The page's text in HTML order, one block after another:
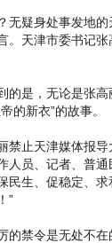
无疑身处事发地
。天津市委书记
的是，无论是张
的新衣”的故事。
禁止天津媒体报
人员、记者、普
民生、促稳定、
”
的禁令是无处不在